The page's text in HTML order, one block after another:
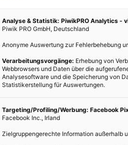
Analyse & Statistik: PiwikPRO Analytics -
Piwik PRO GmbH, Deutschland
Anonyme Auswertung zur Fehlerbehebung
Verarbeitungsvorgänge: Erhebung von
Webbrowsers und Daten über die
Analysesoftware und die Speicherung von
Statistikerstellung für Auswertungen.
Targeting/Profiling/Werbung: Facebook
Facebook Inc., Irland
Zielgruppengerechte Information außerhalb